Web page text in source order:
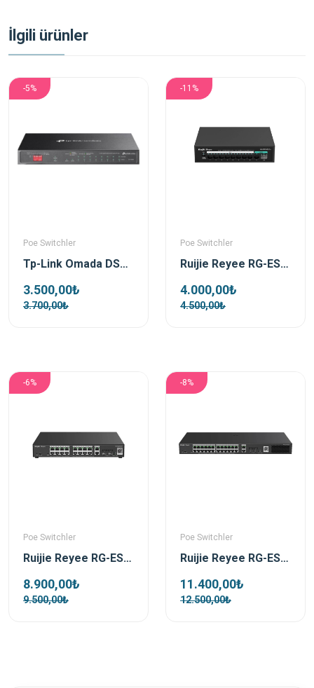
İlgili ürünler
-5%
Poe Switchler
Tp-Link Omada DS110GMP 10 Port 1xSFP 123W Gigabit Yönetilemez Poe Switch
3.500,00₺
3.700,00₺
-11%
Poe Switchler
Ruijie Reyee RG-ES110GS-P-L 10 Port 1xSfp 1xRj45 Uplink Yönetilemez Gigabit PoE Switch
4.000,00₺
4.500,00₺
-6%
Poe Switchler
Ruijie Reyee RG-ES220GS-P 16 Port 250W 2xSfp 2xRj45 Uplink Yönetilebilir Gigabit PoE Switch
8.900,00₺
9.500,00₺
-8%
Poe Switchler
Ruijie Reyee RG-ES228GS-P 28 Port 370 W 2xSfp 2xRj45 Uplink Yönetilebilir Gigabit PoE Switch
11.400,00₺
12.500,00₺